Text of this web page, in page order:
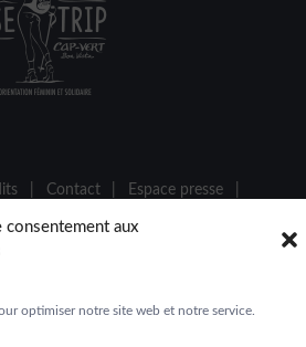
consentement aux
optimiser notre site web et notre service.
Contact Espace presse
droits réservés - Design byChahut